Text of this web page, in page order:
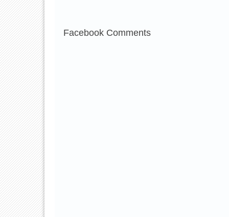
Facebook Comments